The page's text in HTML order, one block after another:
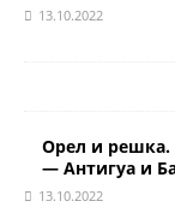
13.10.2022
Орел и решка.
— Антигуа и
13.10.2022